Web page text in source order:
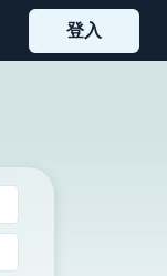
登入